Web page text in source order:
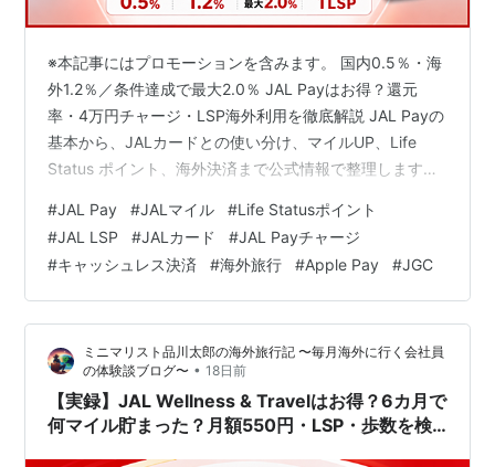
※本記事にはプロモーションを含みます。 国内0.5％・海
外1.2％／条件達成で最大2.0％ JAL Payはお得？還元
率・4万円チャージ・LSP海外利用を徹底解説 JAL Payの
基本から、JALカードとの使い分け、マイルUP、Life
Status ポイント、海外決済まで公式情報で整理します。
JALマイレージバンクアプリで使える年会費無料のプリペ
イド決済です。通常還元は国内0.5％・海外1.2％。2026
年からのマイルUPプログラムで条件を重ねると、国内最
大1.8％・海外最大2.0％になります。 ただし「いつでも
最大還元」ではあり…
#JAL Pay #JALマイル #Life Statusポイント
#JAL LSP #JALカード #JAL Payチャージ
#キャッシュレス決済 #海外旅行 #Apple Pay #JGC
ミニマリスト品川太郎の海外旅行記 〜毎月海外に行く会社員
の体験談ブログ〜 • 18日前
【実録】JAL Wellness & Travelはお得？6カ月で
何マイル貯まった？月額550円・LSP・歩数を検